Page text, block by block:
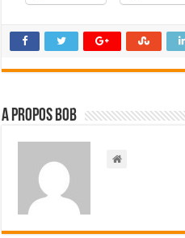
A propos bOb